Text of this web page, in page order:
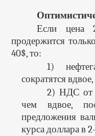
Если цена
продержится
40$, то:
1)
сократятся вдвое,
2) НДС от
чем вдвое,
предложения
курса доллара в